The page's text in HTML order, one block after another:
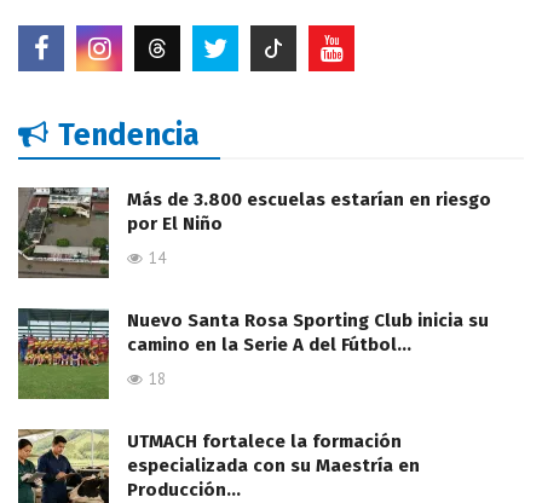
Tendencia
Más de 3.800 escuelas estarían en riesgo
por El Niño
14
Nuevo Santa Rosa Sporting Club inicia su
camino en la Serie A del Fútbol…
18
UTMACH fortalece la formación
especializada con su Maestría en
Producción…